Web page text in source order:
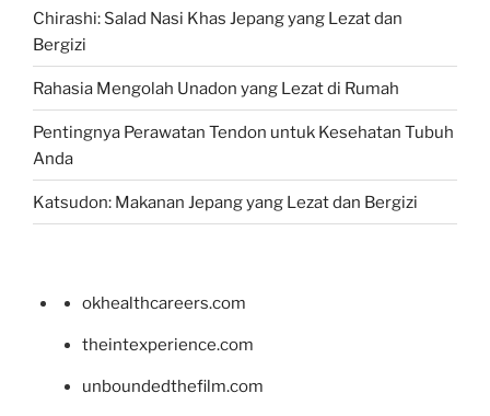
Chirashi: Salad Nasi Khas Jepang yang Lezat dan
Bergizi
Rahasia Mengolah Unadon yang Lezat di Rumah
Pentingnya Perawatan Tendon untuk Kesehatan Tubuh
Anda
Katsudon: Makanan Jepang yang Lezat dan Bergizi
okhealthcareers.com
theintexperience.com
unboundedthefilm.com